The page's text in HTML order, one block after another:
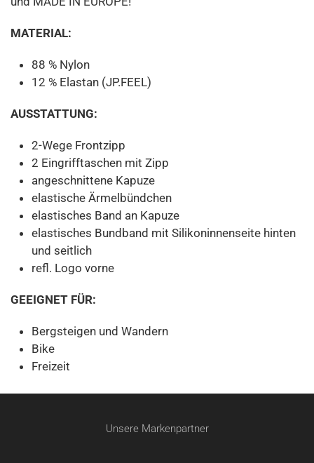
MATERIAL:
88 % Nylon
12 % Elastan (JP.FEEL)
AUSSTATTUNG:
2-Wege Frontzipp
2 Eingrifftaschen mit Zipp
angeschnittene Kapuze
elastische Ärmelbündchen
elastisches Band an Kapuze
elastisches Bundband mit Silikoninnenseite hinten
und seitlich
refl. Logo vorne
GEEIGNET FÜR:
Bergsteigen und Wandern
Bike
Freizeit
Unsere Markenpartner